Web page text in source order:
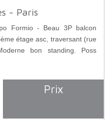
- Paris
Formio - Beau 3P balcon
étage asc, traversant (rue
bon standing. Poss
Prix